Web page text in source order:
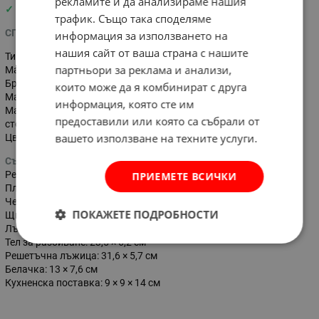
✓
Улеснява подготовката на различни видове ястия.
СПЕЦИФИКАЦИИ
Тип: комплект кухненски прибори
Марка: Home Practic
Брой части:9
Материал на дръжките:
бамбук
Материал на работната част: PP пластмаса, неръждаема
стомана и каучук
Цвят: черен / естествен дървесен цвят
Съдържание на комплекта:
Решетъчна лъжица: 31,5 × 7,5 см
Плоска шпатула: 31,7 × 5,7 см
Черпак: 31,5 × 7,5 см
Щипка за храна: 27,5 × 3,7 см
Лъжица за спагети: 31,5 × 5,6 см
Тел за разбиване: 23,5 × 6,2 см
Решетъчна лъжица: 31,6 × 5,7 см
Белачка: 13 × 7,6 см
Кухненска поставка: 9 × 9 × 14 см
трафик. Също така споделяме
информация за използването на
нашия сайт от ваша страна с нашите
партньори за реклама и анализи,
които може да я комбинират с друга
информация, която сте им
предоставили или която са събрали от
вашето използване на техните услуги.
ПРИЕМЕТЕ ВСИЧКИ
ПОКАЖЕТЕ ПОДРОБНОСТИ